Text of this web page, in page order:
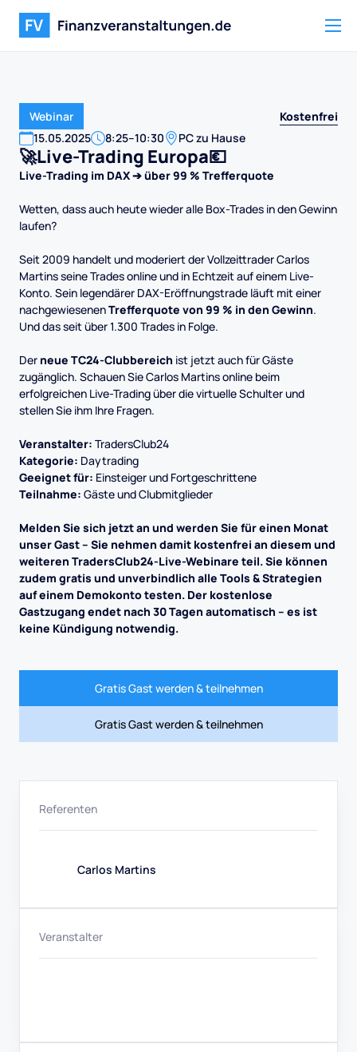
Webinar
Kostenfrei
15.05.2025 8:25–10:30 PC zu Hause
🚀Live-Trading Europa💶
Live-Trading im DAX ➔ über 99 % Trefferquote
Wetten, dass auch heute wieder alle Box-Trades in den Gewinn
laufen?
Seit 2009 handelt und moderiert der Vollzeittrader Carlos
Martins seine Trades online und in Echtzeit auf einem Live-
Konto. Sein legendärer DAX-Eröffnungstrade läuft mit einer
nachgewiesenenTrefferquote von 99 % in den Gewinn.
Und das seit über 1.300 Trades in Folge.
Der neue TC24-Clubbereich ist jetzt auch für Gäste
zugänglich. Schauen Sie Carlos Martins online beim
erfolgreichen Live-Trading über die virtuelle Schulter und
stellen Sie ihm Ihre Fragen.
Veranstalter: TradersClub24
Kategorie: Daytrading
Geeignet für: Einsteiger und Fortgeschrittene
Teilnahme: Gäste und Clubmitglieder
Melden Sie sich jetzt an und werden Sie für einen Monat
unser Gast – Sie nehmen damit kostenfrei an diesem und
weiteren TradersClub24-Live-Webinare teil. Sie können
zudem gratis und unverbindlich alle Tools & Strategien
auf einem Demokonto testen. Der kostenlose
Gastzugang endet nach 30 Tagen automatisch – es ist
keine Kündigung notwendig.
Gratis Gast werden & teilnehmen
Gratis Gast werden & teilnehmen
Referenten
Carlos Martins
Veranstalter